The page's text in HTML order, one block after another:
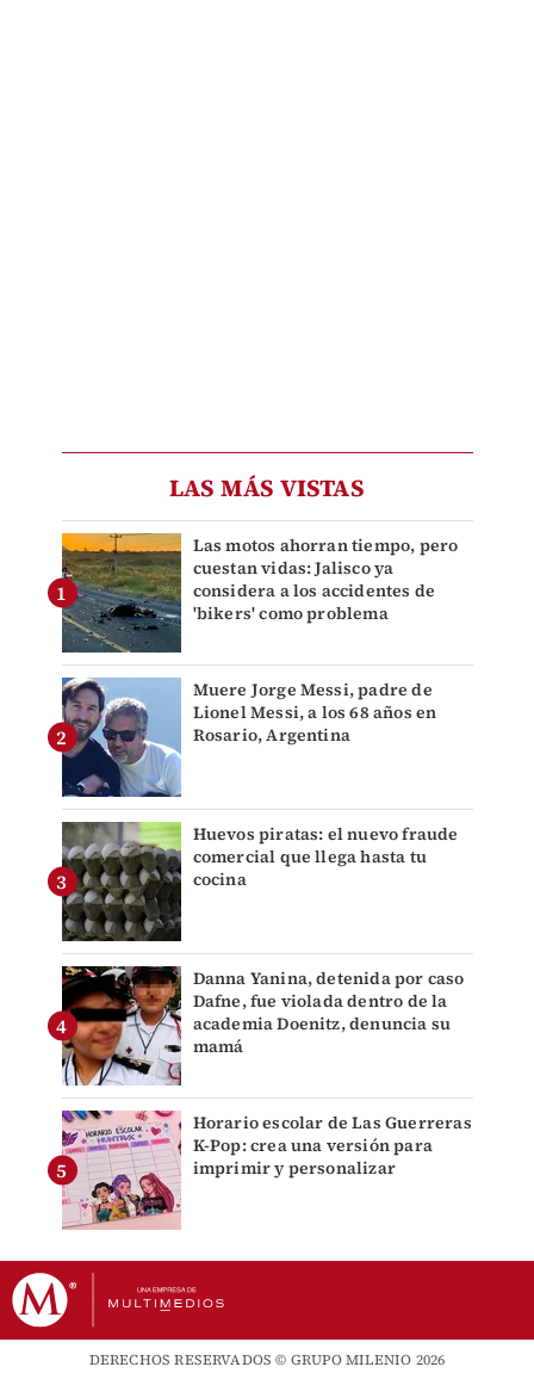
LAS MÁS VISTAS
Las motos ahorran tiempo, pero
cuestan vidas: Jalisco ya
considera a los accidentes de
'bikers' como problema
Muere Jorge Messi, padre de
Lionel Messi, a los 68 años en
Rosario, Argentina
Huevos piratas: el nuevo fraude
comercial que llega hasta tu
cocina
Danna Yanina, detenida por caso
Dafne, fue violada dentro de la
academia Doenitz, denuncia su
mamá
Horario escolar de Las Guerreras
K-Pop: crea una versión para
imprimir y personalizar
DERECHOS RESERVADOS © GRUPO MILENIO 2026